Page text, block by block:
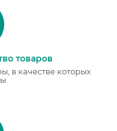
товаров
в качестве которых